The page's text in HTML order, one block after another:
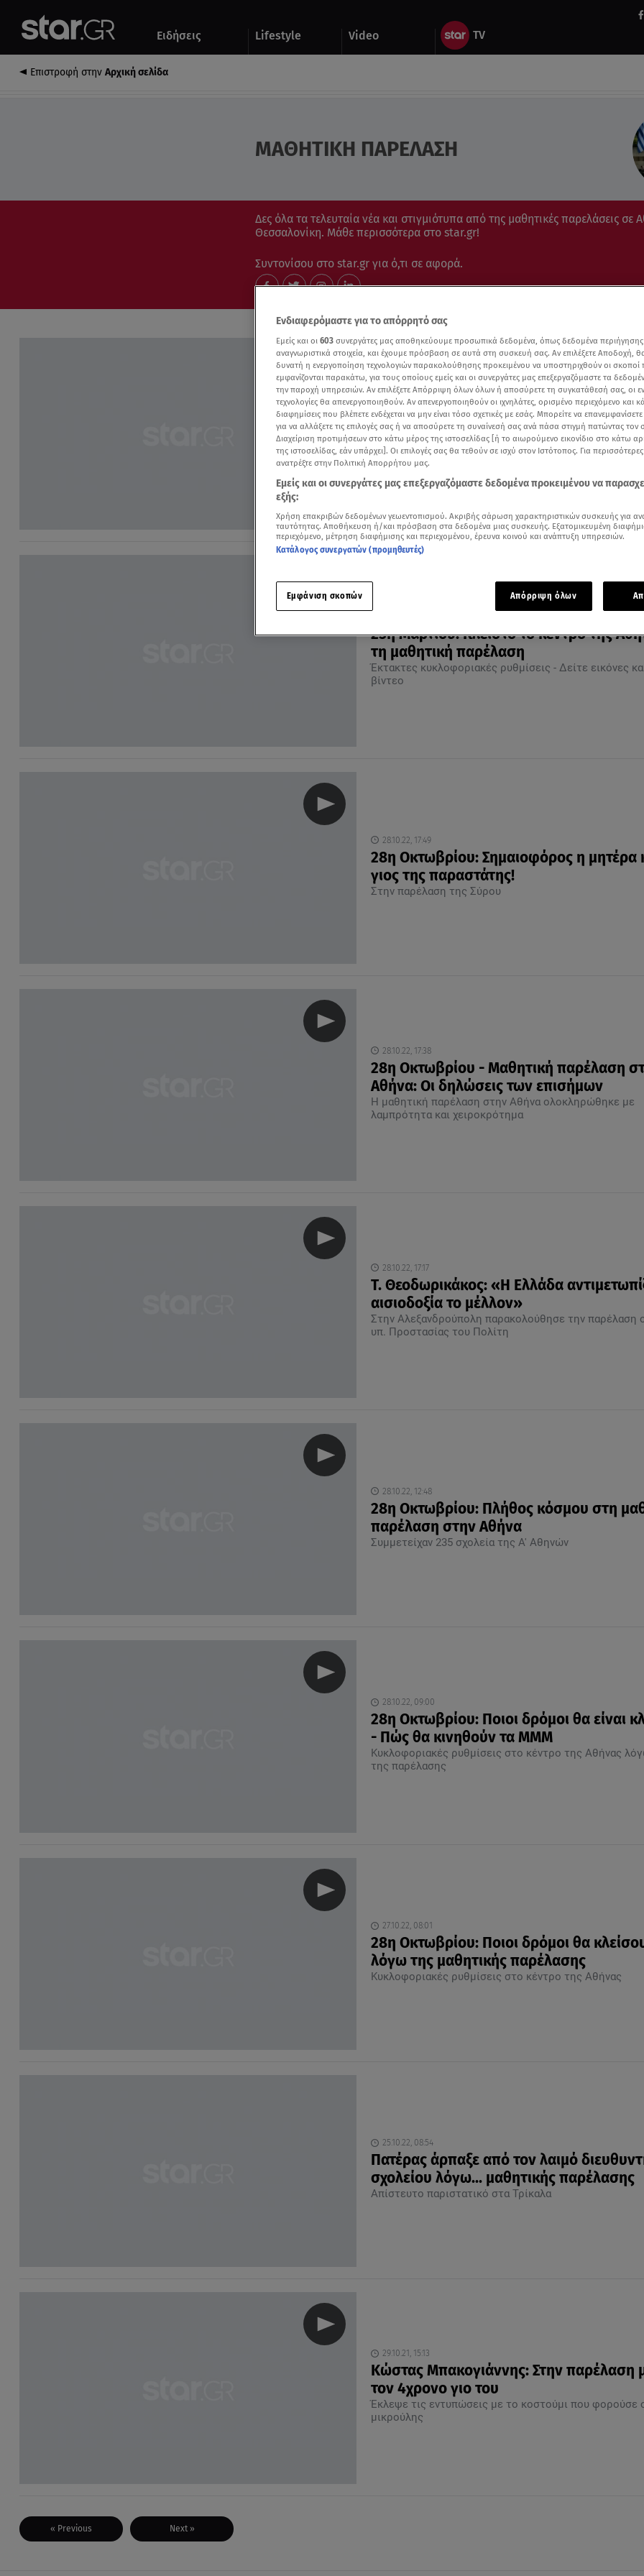
Ειδήσεις Lifestyle Video
Αυτοκίνητο
Επιστροφή στην Αρχική σελίδα
ΜΑΘΗΤΙΚΗ ΠΑΡΕΛΑΣΗ
Δες όλα τα τελευταία νέα και στιγμιότυπα από της μαθητικές παρελάσεις σε
Θεσσαλονίκη. Μάθε περισσότερα στο star.gr!
Συντονίσου στο star.gr για ό,τι σε αφορά.
24.03.23, 13:40
Απεργία ΜΜΜ στις 28 Μαρτίου - Πώς θα
κινηθούν τα μέσα την 25η Μαρτίου
Ποιοι σταθμοί του μετρό θα είναι κλειστοί αύριο για
παρέλαση
25η Μαρτίου: Κλειστό το κέντρο της
τη μαθητική παρέλαση
Έκτακτες κυκλοφοριακές ρυθμίσεις - Δείτε εικόνες
βίντεο
28.10.22, 17:49
28η Οκτωβρίου: Σημαιοφόρος η μητέρα
γιος της παραστάτης!
Στην παρέλαση της Σύρου
28.10.22, 17:38
28η Οκτωβρίου - Μαθητική παρέλαση
Αθήνα: Οι δηλώσεις των επισήμων
Η μαθητική παρέλαση στην Αθήνα ολοκληρώθηκε με
λαμπρότητα και χειροκρότημα
28.10.22, 17:17
Τ. Θεοδωρικάκος: «Η Ελλάδα
αισιοδοξία το μέλλον»
Στην Αλεξανδρούπολη παρακολούθησε την παρέλαση
υπ. Προστασίας του Πολίτη
28.10.22, 12:48
28η Οκτωβρίου: Πλήθος κόσμου στη
παρέλαση στην Αθήνα
Συμμετείχαν 235 σχολεία της Α' Αθηνών
28.10.22, 09:00
28η Οκτωβρίου: Ποιοι δρόμοι θα είναι
- Πώς θα κινηθούν τα ΜΜΜ
Κυκλοφοριακές ρυθμίσεις στο κέντρο της Αθήνας
της παρέλασης
27.10.22, 08:01
28η Οκτωβρίου: Ποιοι δρόμοι θα
λόγω της μαθητικής παρέλασης
Κυκλοφοριακές ρυθμίσεις στο κέντρο της Αθήνας
25.10.22, 08:54
Πατέρας άρπαξε από τον λαιμό
σχολείου λόγω... μαθητικής παρέλασης
Απίστευτο παριστατικό στα Τρίκαλα
29.10.21, 15:13
Κώστας Μπακογιάννης: Στην παρέλαση
τον 4χρονο γιο του
Έκλεψε τις εντυπώσεις με το κοστούμι που φορούσε
μικρούλης
« Previous Next »
Ενδιαφερόμαστε για το απόρρητό σας
Εμείς και οι 603 συνεργάτες μας αποθηκεύουμε προσωπικά δεδομένα, όπως δεδομένα
αναγνωριστικά στοιχεία, και έχουμε πρόσβαση σε αυτά στη συσκευή σας. Αν επιλέξετε Αποδοχή,
δυνατή η ενεργοποίηση τεχνολογιών παρακολούθησης προκειμένου να υποστηριχθούν οι σκοποί
εμφανίζονται παρακάτω, για τους οποίους εμείς και οι συνεργάτες μας επεξεργαζόμαστε τα
την παροχή υπηρεσιών. Αν επιλέξετε Απόρριψη όλων όλων ή αποσύρετε τη συγκατάθεσή σας, οι
τεχνολογίες θα απενεργοποιηθούν. Αν απενεργοποιηθούν οι ιχνηλάτες, ορισμένο περιεχόμενο και
διαφημίσεις που βλέπετε ενδέχεται να μην είναι τόσο σχετικές με εσάς. Μπορείτε να
για να αλλάξετε τις επιλογές σας ή να αποσύρετε τη συναίνεσή σας ανά πάσα στιγμή πατώντας τον
Διαχείριση προτιμήσεων στο κάτω μέρος της ιστοσελίδας [ή το αιωρούμενο εικονίδιο στο κάτω
της ιστοσελίδας, εάν υπάρχει]. Οι επιλογές σας θα τεθούν σε ισχύ στον Ιστότοπος. Για
ανατρέξτε στην Πολιτική Απορρήτου μας.
Εμείς και οι συνεργάτες μας επεξεργαζόμαστε δεδομένα προκειμένου να
εξής:
Χρήση επακριβών δεδομένων γεωεντοπισμού. Ακριβής σάρωση χαρακτηριστικών συσκευής για
ταυτότητας. Αποθήκευση ή/και πρόσβαση στα δεδομένα μιας συσκευής. Εξατομικευμένη
περιεχόμενο, μέτρηση διαφήμισης και περιεχομένου, έρευνα κοινού και ανάπτυξη υπηρεσιών.
Κατάλογος συνεργατών (προμηθευτές)
Εμφάνιση σκοπών Απόρριψη όλων